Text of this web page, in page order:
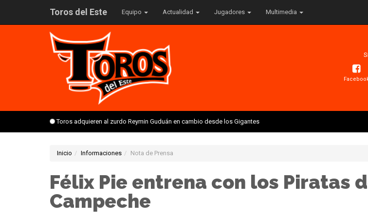
Toros del Este Equipo Actualidad Jugadores Multimedia
Toros adquieren al zurdo Reymin Guduán en cambio desde los Gigantes
Inicio Informaciones Nota de Prensa
Félix Pie entrena con los Piratas
Campeche